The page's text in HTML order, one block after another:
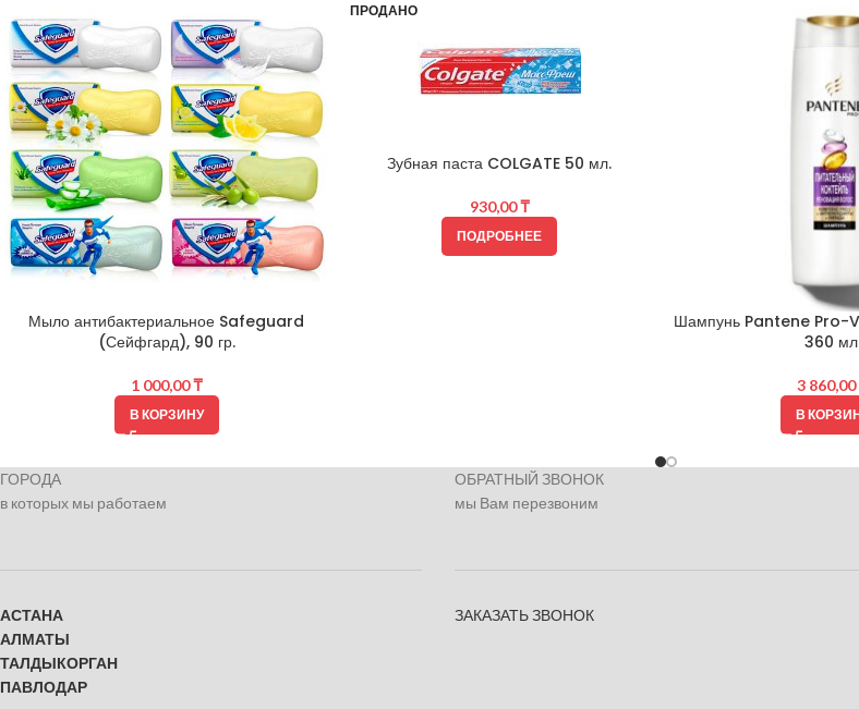
Мыло антибактериальное Safeguard
(Сейфгард), 90 гр.
1 000,00₸
В КОРЗИНУ
ПРОДАНО
Зубная паста COLGATE 50 мл.
930,00₸
ПОДРОБНЕЕ
Шампунь Pantene Pro-
360
3 860,00
В
ГОРОДА
в которых мы работаем
АСТАНА
АЛМАТЫ
ТАЛДЫКОРГАН
ПАВЛОДАР
ОБРАТНЫЙ ЗВОНОК
мы Вам перезвоним
ЗАКАЗАТЬ ЗВОНОК